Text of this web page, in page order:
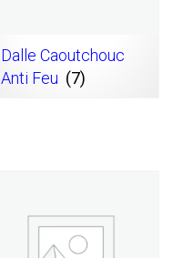
Dalle Caoutchouc
Anti Feu (7)